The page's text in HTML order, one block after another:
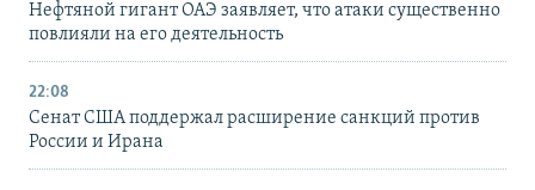
Нефтяной гигант ОАЭ заявляет, что атаки существенно
повлияли на его деятельность
22:08
Сенат США поддержал расширение санкций против
России и Ирана